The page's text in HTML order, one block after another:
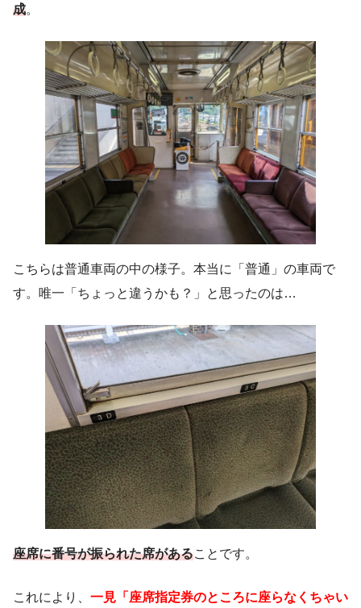
成。
こちらは普通車両の中の様子。本当に「普通」の車両で
す。唯一「ちょっと違うかも？」と思ったのは…
座席に番号が振られた席があることです。
これにより、 一見「座席指定券のところに座らなくちゃい